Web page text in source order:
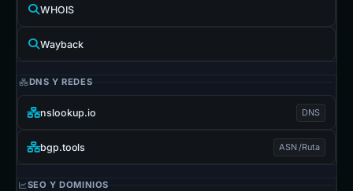
WHOIS
Wayback
DNS Y REDES
nslookup.io DNS
bgp.tools ASN /Ruta
SEO Y DOMINIOS